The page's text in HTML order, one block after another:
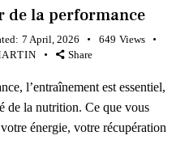
la performance
7 April, 2026 649 Views
Share
l’entraînement est essentiel,
de la nutrition. Ce que vous
énergie, votre récupération